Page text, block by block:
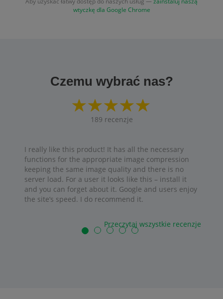
wtyczkę dla Google Chrome
Czemu wybrać nas?
189 recenzje
I really like this product! It has all the necessary
functions for the appropriate image compression
keeping the same image quality and there is no
server load. For a user it looks like this – install it
and you can forget about it. Google and users enjoy
the site’s speed. I do recommend it.
Przeczytaj wszystkie recenzje